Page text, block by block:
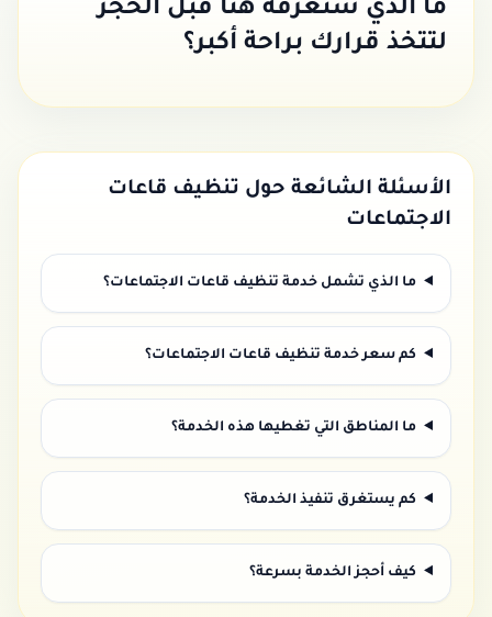
ما الذي ستعرفه هنا قبل الحجز
لتتخذ قرارك براحة أكبر؟
الأسئلة الشائعة حول تنظيف قاعات
الاجتماعات
ما الذي تشمل خدمة تنظيف قاعات الاجتماعات؟
كم سعر خدمة تنظيف قاعات الاجتماعات؟
ما المناطق التي تغطيها هذه الخدمة؟
كم يستغرق تنفيذ الخدمة؟
كيف أحجز الخدمة بسرعة؟